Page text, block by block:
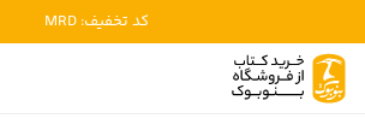
کد تخفیف: MRD
ادبیات